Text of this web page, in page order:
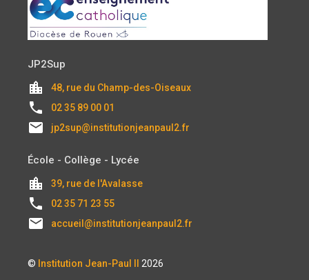
JP2Sup
location_city 48, rue du Champ-des-Oiseaux
local_phone 02 35 89 00 01
email jp2sup@institutionjeanpaul2.fr
École - Collège - Lycée
location_city 39, rue de l'Avalasse
local_phone 02 35 71 23 55
email accueil@institutionjeanpaul2.fr
© Institution Jean-Paul II 2026